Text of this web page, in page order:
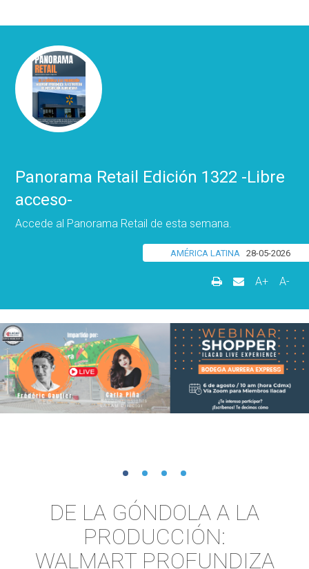
Panorama Retail Edición 1322 -Libre
acceso-
Accede al Panorama Retail de esta semana.
AMÉRICA LATINA 28-05-2026
A+ A-
DE LA GÓNDOLA A LA
PRODUCCIÓN:
WALMART PROFUNDIZA